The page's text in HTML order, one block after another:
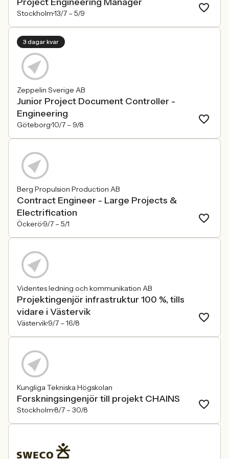
Stockholm13/7 – 5/9
3 dagar kvar
Zeppelin Sverige AB
Junior Project Document Controller -
Engineering
Göteborg10/7 – 9/8
Berg Propulsion Production AB
Contract Engineer - Large Projects &
Electrification
Öckerö 9/7 – 5/1
Videntes ledning och kommunikation AB
Projektingenjör infrastruktur 100 %, tills
vidare i Västervik
Västervik9/7 – 16/8
Kungliga Tekniska Högskolan
Forskningsingenjör till projekt CHAINS
Stockholm8/7 – 30/8